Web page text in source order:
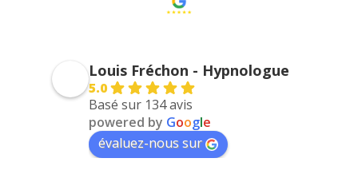
Louis Fréchon - Hypnologue
5.0
Basé sur 134 avis
powered by Google
évaluez-nous sur